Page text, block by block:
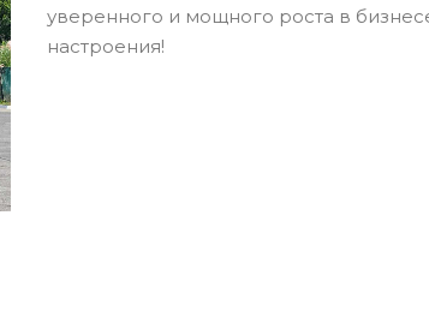
уверенного и мощного роста в
настроения!